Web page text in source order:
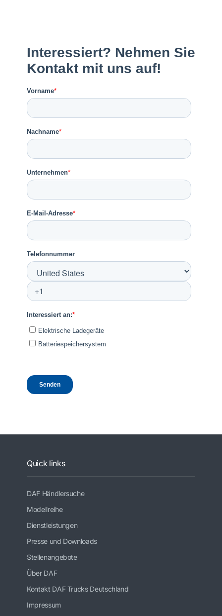
Quick links
DAF Händlersuche
Modellreihe
Dienstleistungen
Presse und Downloads
Stellenangebote
Über DAF
Kontakt DAF Trucks Deutschland
Impressum